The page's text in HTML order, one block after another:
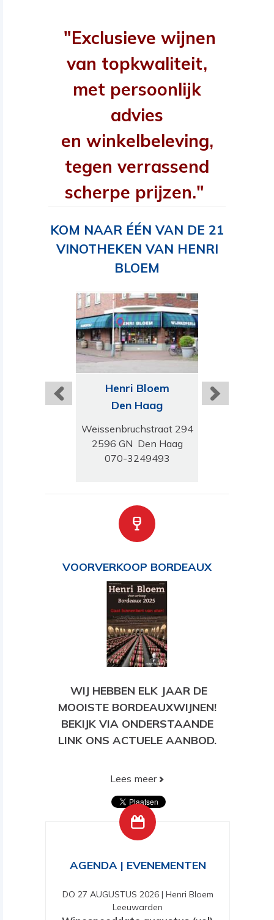
"Exclusieve wijnen
van topkwaliteit,
met persoonlijk
advies
en winkelbeleving,
tegen verrassend
scherpe prijzen."
KOM NAAR ÉÉN VAN DE 21
VINOTHEKEN VAN HENRI
BLOEM
Henri Bloem
Den Haag
Weissenbruchstraat 294
2596 GN Den Haag
070-3249493
VOORVERKOOP BORDEAUX
WIJ HEBBEN ELK JAAR DE
MOOISTE BORDEAUXWIJNEN!
BEKIJK VIA ONDERSTAANDE
LINK ONS ACTUELE AANBOD.
AANBOD!
Lees meer
AGENDA | EVENEMENTEN
DO 27 AUGUSTUS 2026| Henri Bloem
Leeuwarden